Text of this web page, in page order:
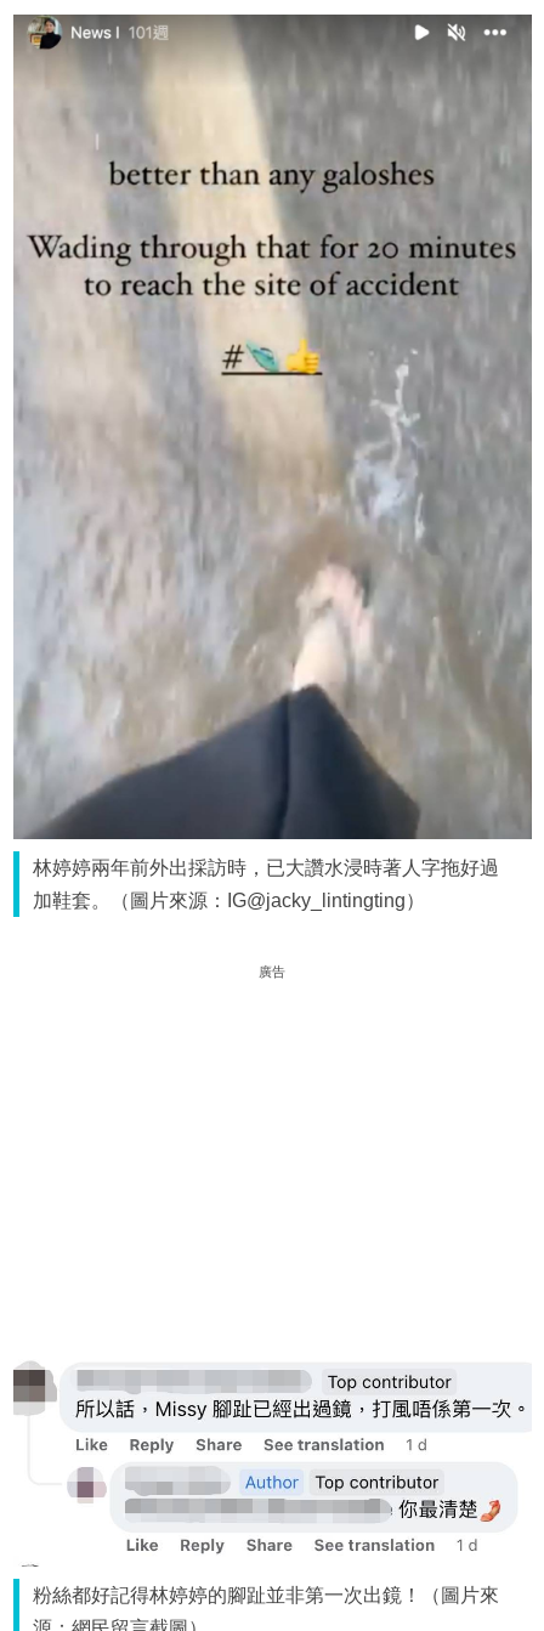
林婷婷兩年前外出採訪時，已大讚水浸時著人字拖好過
加鞋套。（圖片來源：IG@jacky_lintingting）
廣告
粉絲都好記得林婷婷的腳趾並非第一次出鏡！（圖片來